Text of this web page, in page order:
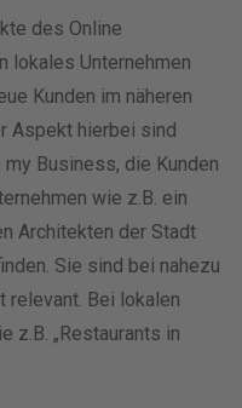
des Online
lokales Unternehmen
Kunden im näheren
Aspekt hierbei sind
Business, die Kunden
wie z.B. ein
Architekten der Stadt
Sie sind bei nahezu
relevant. Bei lokalen
z.B. „Restaurants in